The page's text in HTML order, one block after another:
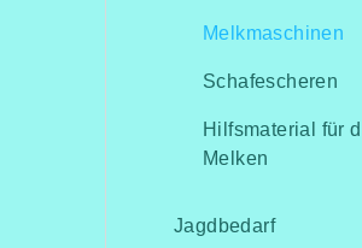
Melkmaschinen
Schafescheren
Hilfsmaterial für
Melken
Jagdbedarf